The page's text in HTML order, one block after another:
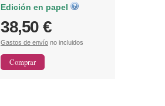
Edición en papel
38,50 €
Gastos de envío no incluidos